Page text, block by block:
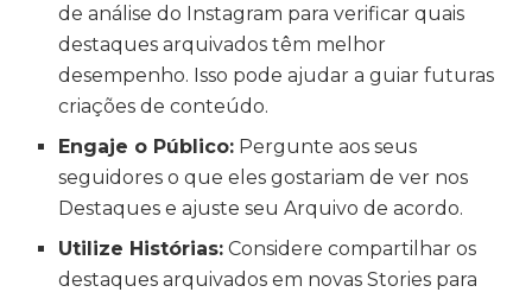
de análise do Instagram para verificar quais
destaques arquivados têm melhor
desempenho. Isso pode ajudar a guiar futuras
criações de conteúdo.
Engaje o Público: Pergunte aos seus
seguidores o que eles gostariam de ver nos
Destaques e ajuste seu Arquivo de acordo.
Utilize Histórias: Considere compartilhar os
destaques arquivados em novas Stories para